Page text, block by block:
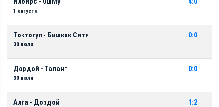
1 августа
Токтогул - Бишкек Сити
30 июля
0:0
Дордой - Талант
30 июля
0:0
Алга - Дордой 1:2